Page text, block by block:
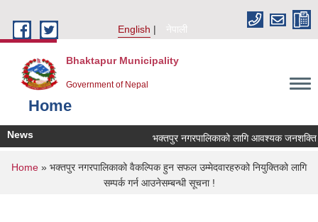
English
नेपाली
Bhaktapur Municipality
Government of Nepal
Home
News भक्तपुर नगरपालिकाको लागि आवश्यक जनशक्ति
You are here
Home » भक्तपुर नगरपालिकाको वैकल्पिक हुन सफल उम्मेदवारहरुको नियुक्तिको लागि
सम्पर्क गर्न आउनेसम्बन्धी सूचना !